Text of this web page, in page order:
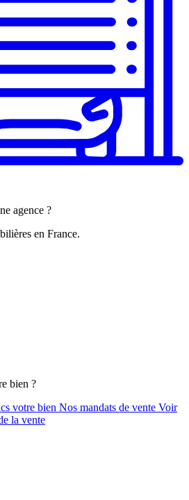
agence ?
en France.
bien ?
votre bien Nos mandats de vente Voir
la vente